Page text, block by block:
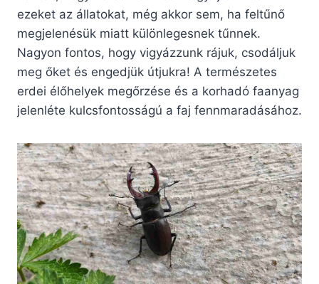
ezeket az állatokat, még akkor sem, ha feltűnő
megjelenésük miatt különlegesnek tűnnek.
Nagyon fontos, hogy vigyázzunk rájuk, csodáljuk
meg őket és engedjük útjukra! A természetes
erdei élőhelyek megőrzése és a korhadó faanyag
jelenléte kulcsfontosságú a faj fennmaradásához.